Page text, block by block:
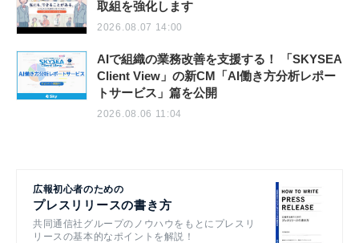
取組を強化します
2026.08.07 14:00
AIで組織の業務改善を支援する！ 「SKYSEA
Client View」の新CM「AI働き方分析レポー
トサービス」篇を公開
2026.08.06 11:04
広報初心者のための
プレスリリースの書き方
共同通信社グループのノウハウをもとにプレスリ
リースの基本的なポイントを解説！